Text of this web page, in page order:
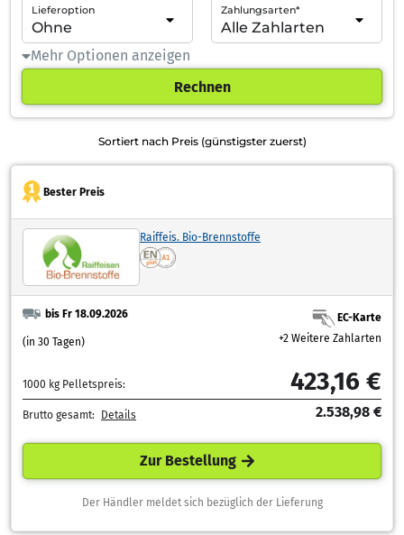
Lieferoption Zahlungsarten*
Mehr Optionen anzeigen
Rechnen
Sortiert nach Preis (günstigster zuerst)
Bester Preis
Raiffeis. Bio-Brennstoffe
bis Fr 18.09.2026
(in 30 Tagen)
EC-Karte
+2 Weitere Zahlarten
1000 kg Pelletspreis: 423,16 €
Brutto gesamt: Details 2.538,98 €
Zur Bestellung
Der Händler meldet sich bezüglich der Lieferung